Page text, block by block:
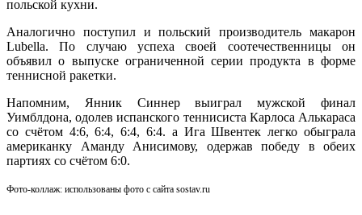
польской кухни.
Аналогично поступил и польский производитель макарон
Lubella. По случаю успеха своей соотечественницы он
объявил о выпуске ограниченной серии продукта в форме
теннисной ракетки.
Напомним, Янник Синнер выиграл мужской финал
Уимблдона, одолев испанского теннисиста Карлоса Алькараса
со счётом 4:6, 6:4, 6:4, 6:4. а Ига Швентек легко обыграла
американку Аманду Анисимову, одержав победу в обеих
партиях со счётом 6:0.
Фото-коллаж: использованы фото с сайта sostav.ru